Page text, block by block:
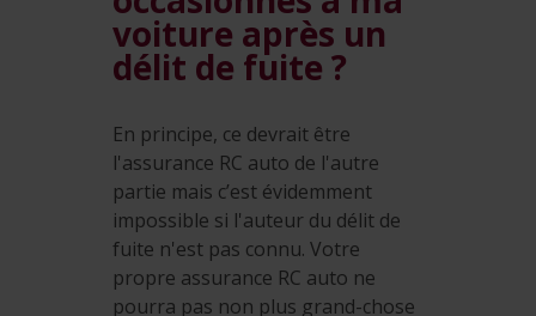
voiture après un
délit de fuite ?
En principe, ce devrait être
l'assurance RC auto de l'autre
partie mais c’est évidemment
impossible si l'auteur du délit de
fuite n'est pas connu. Votre
propre assurance RC auto ne
pourra pas non plus grand-chose